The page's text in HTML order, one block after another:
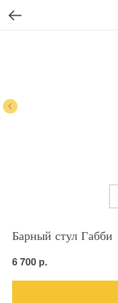
Барный стул Габби
6 700 р.